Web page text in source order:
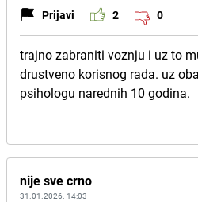
Prijavi 2 0
trajno zabraniti voznju i uz to
drustveno korisnog rada. uz
psihologu narednih 10 godina.
nije sve crno
31.01.2026. 14:03